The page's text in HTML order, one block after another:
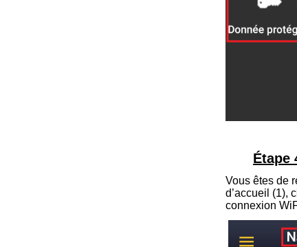
Étape
Vous êtes de
d’accueil (1),
connexion